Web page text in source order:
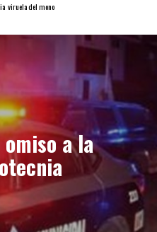
viruela del mono
a la